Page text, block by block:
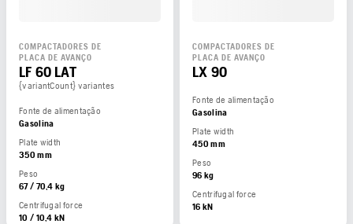
COMPACTADORES DE
PLACA DE AVANÇO
LF 60 LAT
{variantCount} variantes
Fonte de alimentação
Gasolina
Plate width
350 mm
Peso
67 / 70,4 kg
Centrifugal force
10 / 10,4 kN
COMPACTADORES DE
PLACA DE AVANÇO
LX 90
Fonte de alimentação
Gasolina
Plate width
450 mm
Peso
96 kg
Centrifugal force
16 kN